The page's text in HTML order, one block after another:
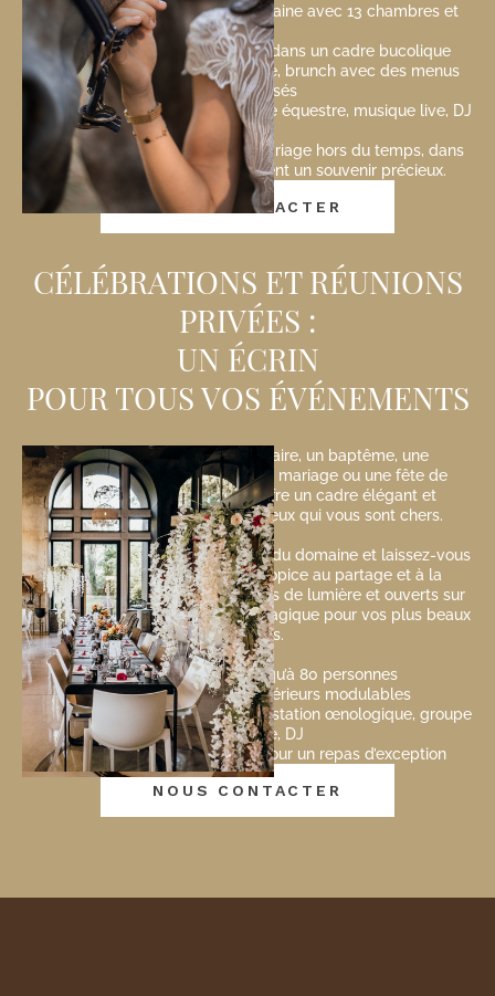
- Privatisation complète du Domaine avec 13 chambres et
suites
- Cérémonie laïque en plein air dans un cadre bucolique
- Réception, dîner gastronomique, brunch avec des menus
personnalisés
- Animations exclusives : spectacle équestre, musique live, DJ
Vivez l’expérience unique d’un mariage hors du temps, dans
un lieu où chaque instant devient un souvenir précieux.
NOUS CONTACTER
CÉLÉBRATIONS ET RÉUNIONS
PRIVÉES :
UN ÉCRIN
POUR TOUS VOS ÉVÉNEMENTS
Que ce soit pour un anniversaire, un baptême, une
communion, un anniversaire de mariage ou une fête de
famille, le Domaine de Biar offre un cadre élégant et
chaleureux pour rassembler ceux qui vous sont chers.
Privatisez une salle ou l’ensemble du domaine et laissez-vous
porter par une atmosphère propice au partage et à la
convivialité. Nos espaces, baignés de lumière et ouverts sur
la nature, créent une ambiance magique pour vos plus beaux
moments.
- Capacité d’accueil jusqu’à 80 personnes
- Espaces intérieurs et extérieurs modulables
-Animations personnalisées : dégustation œnologique, groupe
de musique, DJ
- Cuisine raffinée et locavore pour un repas d’exception
NOUS CONTACTER